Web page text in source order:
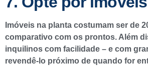
Imóveis na planta costumam ser de
comparativo com os prontos. Além
inquilinos com facilidade – e com
revendê-lo próximo de quando for